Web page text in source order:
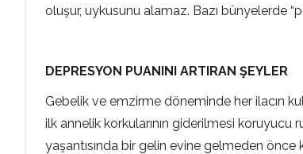
oluşur, uykusunu alamaz. Bazı bünyelerde
DEPRESYON PUANINI ARTIRAN ŞEYLER
Gebelik ve emzirme döneminde her ilacın
ilk annelik korkularının giderilmesi koruyucu
yaşantısında bir gelin evine gelmeden